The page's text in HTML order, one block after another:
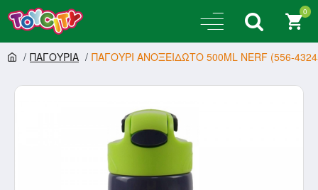
0
ΠΑΓΟΥΡΙΑ ΠΑΓΟΥΡΙ ΑΝΟΞΕΙΔΩΤΟ 500ML NERF (556-